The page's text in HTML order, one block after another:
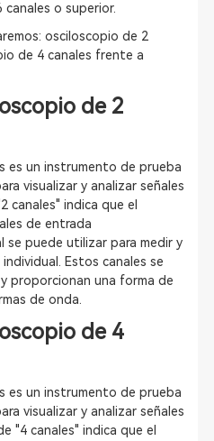
o superior.
osciloscopio de 2
de 4 canales frente a
de 2
es un instrumento de prueba
visualizar y analizar señales
canales" indica que el
de entrada
se puede utilizar para medir y
Estos canales se
proporcionan una forma de
de onda.
de 4
es un instrumento de prueba
visualizar y analizar señales
"4 canales" indica que el